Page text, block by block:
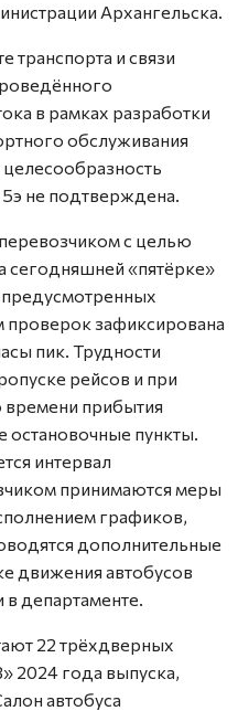
Архангельска.
транспорта и связи
в рамках разработки
обслуживания
не подтверждена.
с целью
сегодняшней «пятёрке»
проверок зафиксирована
пик. Трудности
рейсов и при
времени прибытия
остановочные пункты.
интервал
принимаются меры
графиков,
дополнительные
движения автобусов
департаменте.
22 трёхдверных
2024 года выпуска,
автобуса